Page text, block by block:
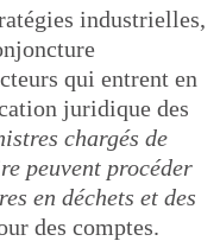
industrielles,
qui entrent en
juridique des
chargés de
peuvent procéder
en déchets et des
des comptes.